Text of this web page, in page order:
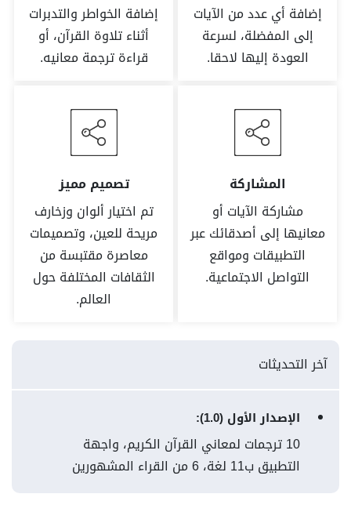
إضافة أي عدد من الآيات
إلى المفضلة، لسرعة
العودة إليها لاحقا.
إضافة الخواطر والتدبرات
أثناء تلاوة القرآن، أو
قراءة ترجمة معانيه.
المشاركة
مشاركة الآيات أو
معانيها إلى أصدقائك عبر
التطبيقات ومواقع
التواصل الاجتماعية.
تصميم مميز
تم اختيار ألوان وزخارف
مريحة للعين، وتصميمات
معاصرة مقتبسة من
الثقافات المختلفة حول
العالم.
آخر التحديثات
الإصدار الأول (1.0):
10 ترجمات لمعاني القرآن الكريم، واجهة
التطبيق ب11 لغة، 6 من القراء المشهورين